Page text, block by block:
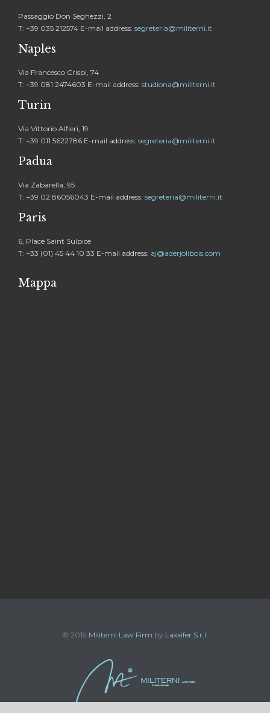
Passaggio Don Seghezzi, 2
T: +39 035 212574 E-mail address: segreteria@militerni.it
Naples
Via Francesco Crispi, 74
T: +39 081 2474603 E-mail address: studiona@militerni.it
Turin
Via Vittorio Alfieri, 19
T: +39 011 5622786 E-mail address: segreteria@militerni.it
Padua
Via Zabarella, 95
T: +39 02 86056043 E-mail address: segreteria@militerni.it
Paris
6, Place Saint Sulpice
T: +33 (01) 45 44 10 33 E-mail address: aj@aderjolibois.com
Mappa
© 2019 Militerni Law Firm by Laxxifer S.r.l.